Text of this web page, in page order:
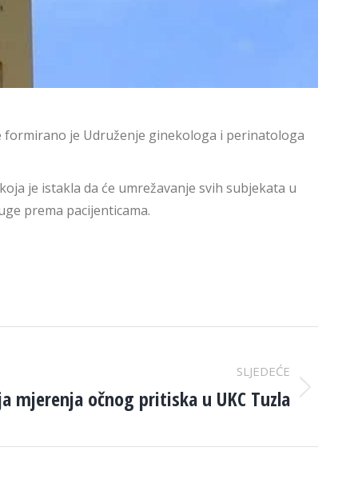
formirano je Udruženje ginekologa i perinatologa
je istakla da će umrežavanje svih subjekata u
prema pacijenticama.
SLJEDEĆE
mjerenja očnog pritiska u UKC Tuzla